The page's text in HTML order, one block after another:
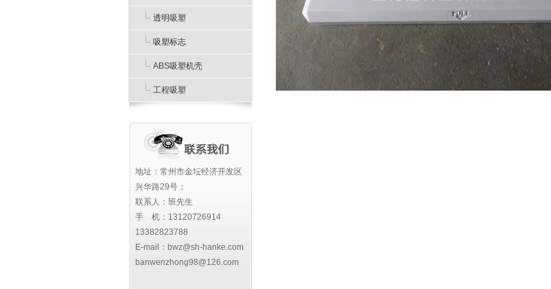
透明吸塑
吸塑标志
ABS吸塑机壳
工程吸塑
地址：常州市金坛经济开发区
兴华路29号；
联系人：班先生
手 机：13120726914
13382823788
E-mail：bwz@sh-hanke.com
banwenzhong98@126.com